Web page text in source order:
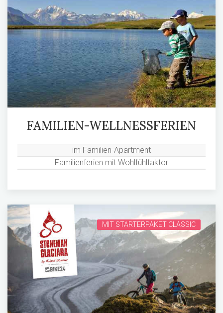
FAMILIEN-WELLNESSFERIEN
im Familien-Apartment
Familienferien mit Wohlfühlfaktor
MIT STARTERPAKET CLASSIC